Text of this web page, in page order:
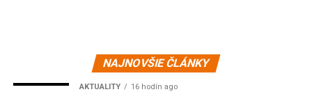
NAJNOVŠIE ČLÁNKY
AKTUALITY 16 hodín ago